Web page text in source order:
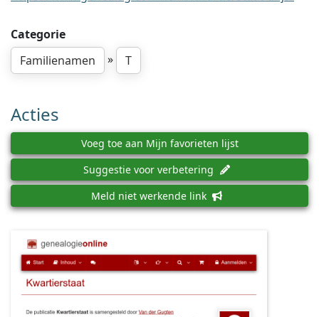
Categorie
Familienamen
» T
Acties
Voeg toe aan Mijn favorieten lijst
Suggestie voor verbetering
Meld niet werkende link